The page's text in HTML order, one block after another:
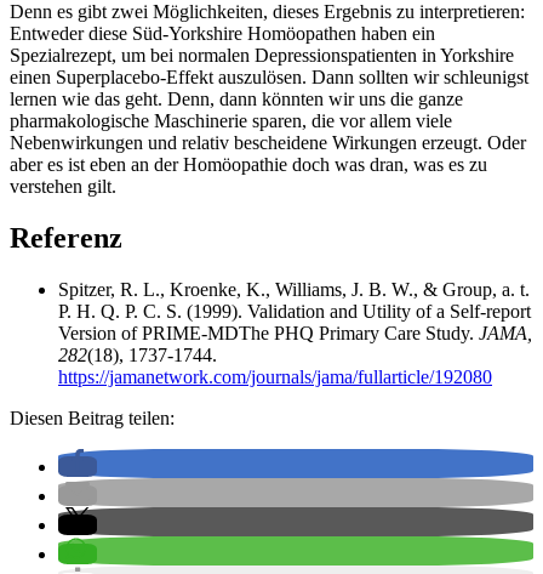
Denn es gibt zwei Möglichkeiten, dieses Ergebnis zu interpretieren:
Entweder diese Süd-Yorkshire Homöopathen haben ein
Spezialrezept, um bei normalen Depressionspatienten in Yorkshire
einen Superplacebo-Effekt auszulösen. Dann sollten wir schleunigst
lernen wie das geht. Denn, dann könnten wir uns die ganze
pharmakologische Maschinerie sparen, die vor allem viele
Nebenwirkungen und relativ bescheidene Wirkungen erzeugt. Oder
aber es ist eben an der Homöopathie doch was dran, was es zu
verstehen gilt.
Referenz
Spitzer, R. L., Kroenke, K., Williams, J. B. W., & Group, a. t.
P. H. Q. P. C. S. (1999). Validation and Utility of a Self-report
Version of PRIME-MDThe PHQ Primary Care Study. JAMA,
282(18), 1737-1744.
https://jamanetwork.com/journals/jama/fullarticle/192080
Diesen Beitrag teilen: